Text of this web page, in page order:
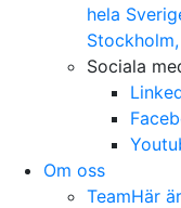
hela
Sociala
Om oss
TeamHär